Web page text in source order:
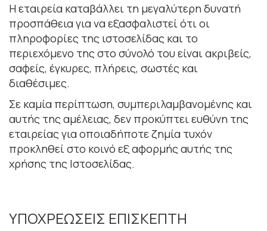
Η εταιρεία καταβάλλει τη µεγαλύτερη δυνατή
προσπάθεια για να εξασφαλιστεί ότι οι
πληροφορίες της ιστοσελίδας και το
περιεχόµενο της στο σύνολό του είναι ακριβείς,
σαφείς, έγκυρες, πλήρεις, σωστές και
διαθέσιµες.
Σε καµία περίπτωση, συµπεριλαµβανοµένης και
αυτής της αµέλειας, δεν προκύπτει ευθύνη της
εταιρείας για οποιαδήποτε ζηµία τυχόν
προκληθεί στο κοινό εξ αφορµής αυτής της
χρήσης της Ιστοσελίδας.
ΥΠΟΧΡΕΩΣΕΙΣ ΕΠΙΣΚΕΠΤΗ